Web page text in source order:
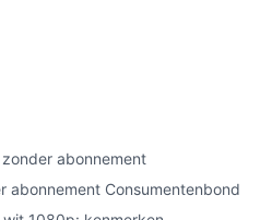
abonnement
abonnement Consumentenbond